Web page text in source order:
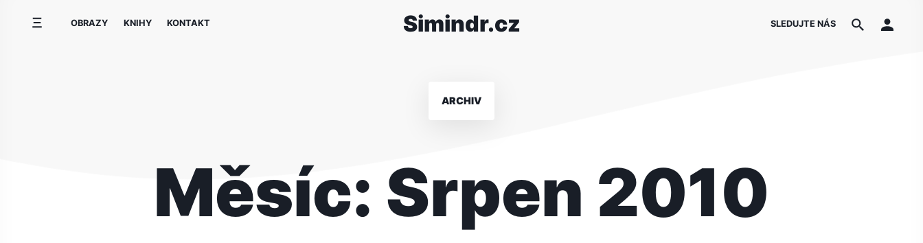
OBRAZY KNIHY KONTAKT Simindr.cz SLEDUJTE NÁS
ARCHIV
Měsíc: Srpen 2010